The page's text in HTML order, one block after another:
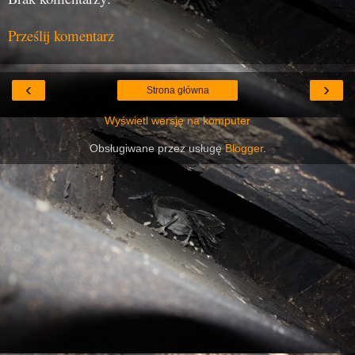
Prześlij komentarz
‹ ›
Strona główna
Wyświetl wersję na komputer
Obsługiwane przez usługęBlogger.